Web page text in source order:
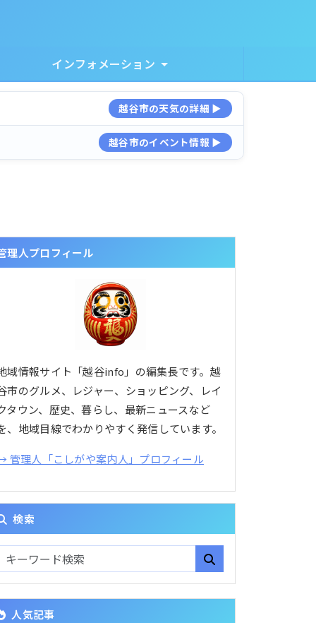
インフォメーション
越谷市の天気の詳細 ▶
越谷市のイベント情報 ▶
理人プロフィール
域情報サイト「越谷info」の編集長です。越
市のグルメ、レジャー、ショッピング、レイ
タウン、歴史、暮らし、最新ニュースなど
、地域目線でわかりやすく発信しています。
管理人「こしがや案内人」プロフィール
検索
人気記事